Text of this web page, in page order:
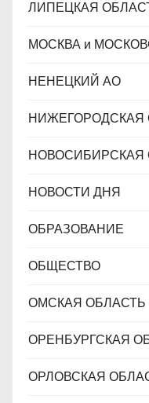
ЛИПЕЦКАЯ
МОСКВА и
НЕНЕЦКИЙ АО
НИЖЕГОРОДСКАЯ
НОВОСИБИРСКАЯ
НОВОСТИ ДНЯ
ОБРАЗОВАНИЕ
ОБЩЕСТВО
ОМСКАЯ ОБЛАСТЬ
ОРЕНБУРГСКАЯ
ОРЛОВСКАЯ